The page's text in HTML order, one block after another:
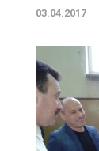
03.04.2017